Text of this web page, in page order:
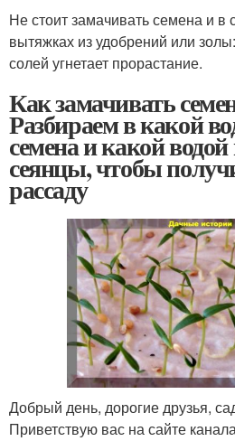
Не стоит замачивать семена и в
вытяжках из удобрений или
солей угнетает прорастание.
Как замачивать
Разбираем в какой
семена и какой
сеянцы, чтобы
рассаду
Добрый день, дорогие друзья,
Приветствую вас на сайте